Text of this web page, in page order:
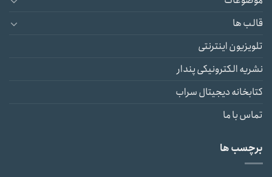
قالب ها
تلویزیون اینترنتی
نشریه الکترونیکی پندار
کتابخانه دیجیتال سراب
تماس با ما
برچسب ها